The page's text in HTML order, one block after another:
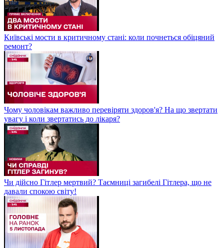
Київські мости в критичному стані: коли почнеться обіцяний
ремонт?
Чому чоловікам важливо перевіряти здоров'я? На що звертати
увагу і коли звертатись до лікаря?
Чи дійсно Гітлер мертвий? Таємниці загибелі Гітлера, що не
давали спокою світу!